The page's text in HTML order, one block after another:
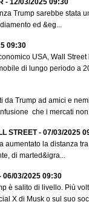
- 12/03/2025 09:30
Trump sarebbe stata
ed &eg...
09:30
USA, Wall
di lungo periodo a
da Trump ad amici e
che i mercati
STREET - 07/03/2025
aumentato la distanza
di marted&igra...
06/03/2025 09:30
è salito di livello. Più
X di Musk o sul suo